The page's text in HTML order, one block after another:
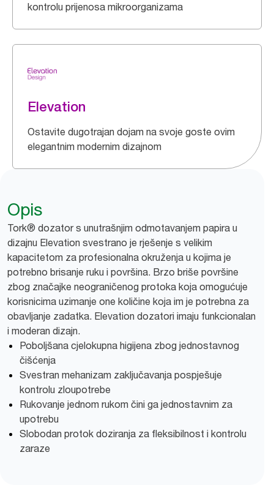
kontrolu prijenosa mikroorganizama
Elevation
Ostavite dugotrajan dojam na svoje goste ovim
elegantnim modernim dizajnom
Opis
Tork® dozator s unutrašnjim odmotavanjem papira u
dizajnu Elevation svestrano je rješenje s velikim
kapacitetom za profesionalna okruženja u kojima je
potrebno brisanje ruku i površina. Brzo briše površine
zbog značajke neograničenog protoka koja omogućuje
korisnicima uzimanje one količine koja im je potrebna za
obavljanje zadatka. Elevation dozatori imaju funkcionalan
i moderan dizajn.
Poboljšana cjelokupna higijena zbog jednostavnog
čišćenja
Svestran mehanizam zaključavanja pospješuje
kontrolu zloupotrebe
Rukovanje jednom rukom čini ga jednostavnim za
upotrebu
Slobodan protok doziranja za fleksibilnost i kontrolu
zaraze